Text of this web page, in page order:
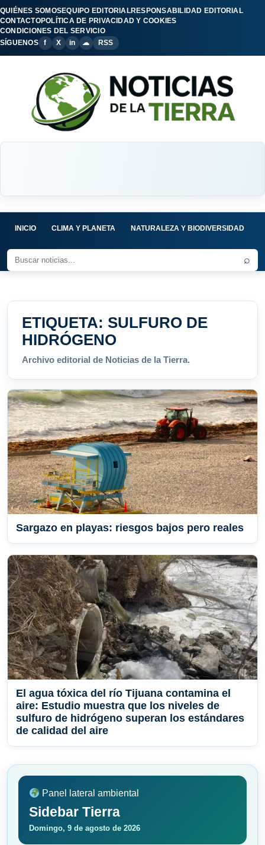
QUIÉNES SOMOSEQUIPO EDITORIALRESPONSABILIDAD EDITORIAL
CONTACTOPOLÍTICA DE PRIVACIDAD Y COOKIES
CONDICIONES DEL SERVICIO
SÍGUENOS
f X in ☁ RSS
INICIO CLIMA Y PLANETA NATURALEZA Y BIODIVERSIDAD
⌕
ETIQUETA: SULFURO DE
HIDRÓGENO
Archivo editorial de Noticias de la Tierra.
Sargazo en playas: riesgos bajos pero reales
El agua tóxica del río Tijuana contamina el
aire: Estudio muestra que los niveles de
sulfuro de hidrógeno superan los estándares
de calidad del aire
Panel lateral ambiental
Sidebar Tierra
Domingo, 9 de agosto de 2026